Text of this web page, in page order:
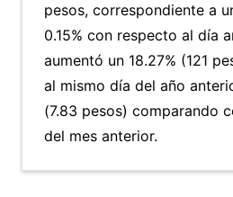
pesos, correspondiente a
0.15% con respecto al día
aumentó un 18.27% (121
al mismo día del año
(7.83 pesos) comparando
del mes anterior.